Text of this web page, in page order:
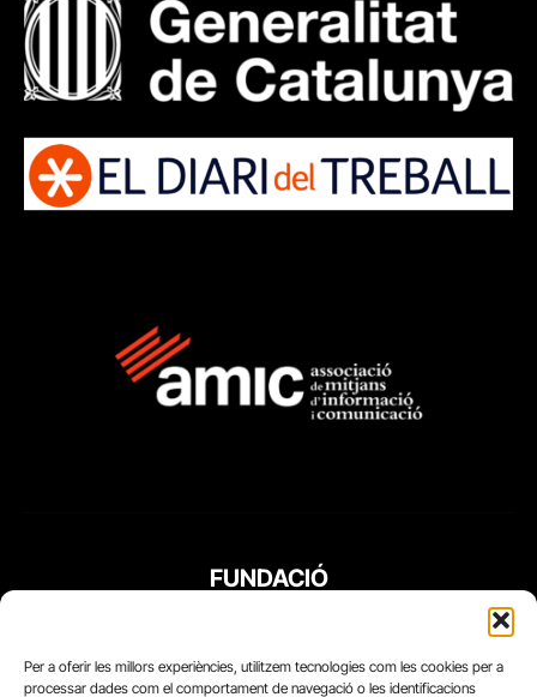
Per a oferir les millors experiències, utilitzem tecnologies com les cookies per a
processar dades com el comportament de navegació o les identificacions
FUNDACIÓ